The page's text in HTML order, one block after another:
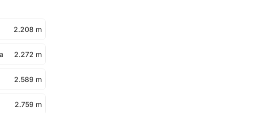
2.208 m
2.272 m
2.589 m
2.759 m